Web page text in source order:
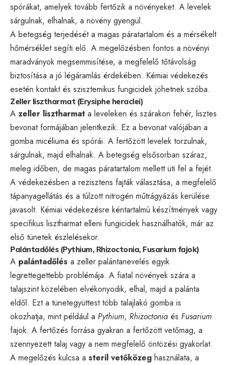
spórákat, amelyek tovább fertőzik a növényeket. A levelek
sárgulnak, elhalnak, a növény gyengül.
A betegség terjedését a magas páratartalom és a mérsékelt
hőmérséklet segíti elő. A megelőzésben fontos a növényi
maradványok megsemmisítése, a megfelelő tőtávolság
biztosítása a jó légáramlás érdekében. Kémiai védekezés
esetén kontakt és szisztemikus fungicidek jöhetnek szóba.
Zeller lisztharmat (Erysiphe heraclei)
A zeller lisztharmat a leveleken és szárakon fehér, lisztes
bevonat formájában jelentkezik. Ez a bevonat valójában a
gomba micéliuma és spórái. A fertőzött levelek torzulnak,
sárgulnak, majd elhalnak. A betegség elsősorban száraz,
meleg időben, de magas páratartalom mellett üti fel a fejét.
A védekezésben a rezisztens fajták választása, a megfelelő
tápanyagellátás és a túlzott nitrogén műtrágyázás kerülése
javasolt. Kémiai védekezésre kéntartalmú készítmények vagy
specifikus lisztharmat elleni fungicidek használhatók, már az
első tünetek észlelésekor.
Palántadőlés (Pythium, Rhizoctonia, Fusarium fajok)
A palántadőlés a zeller palántanevelés egyik
legrettegettebb problémája. A fiatal növények szára a
talajszint közelében elvékonyodik, elhal, majd a palánta
eldől. Ezt a tünetegyüttest több talajlakó gomba is
okozhatja, mint például a Pythium, Rhizoctonia és Fusarium
fajok. A fertőzés forrása gyakran a fertőzött vetőmag, a
szennyezett talaj vagy a nem megfelelő öntözési gyakorlat.
A megelőzés kulcsa a steril vetőközeg használata, a